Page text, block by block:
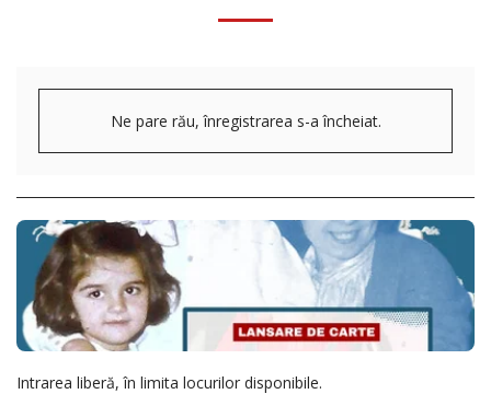
Ne pare rău, înregistrarea s-a încheiat.
Intrarea liberă, în limita locurilor disponibile.